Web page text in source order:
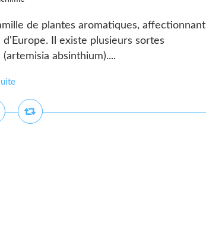
de plantes aromatiques, affectionnant
Il existe plusieurs sortes
absinthium)....